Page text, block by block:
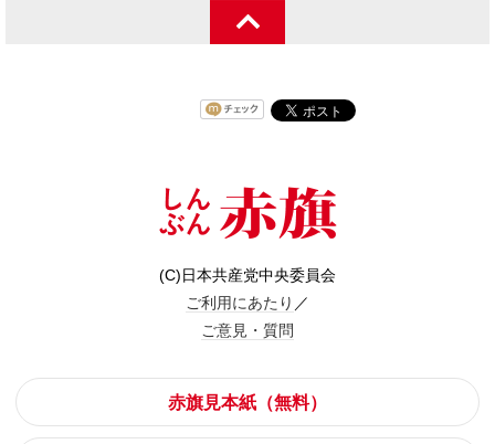
(C)日本共産党中央委員会
ご利用にあたり ／
ご意見・質問
赤旗見本紙（無料）